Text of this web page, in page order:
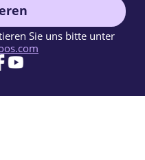
Sie uns bitte unter